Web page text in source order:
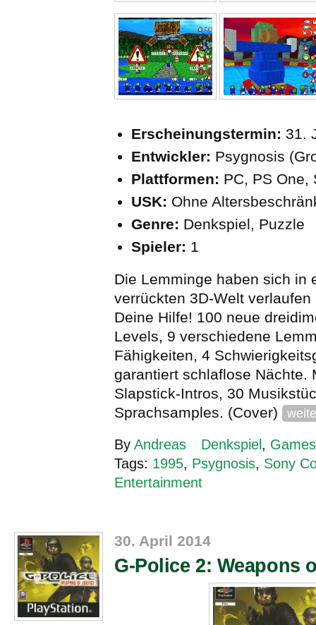
Erscheinungstermin: 31.
Entwickler: Psygnosis
Plattformen: PC, PS One,
USK: Ohne
Genre: Denkspiel, Puzzle
Spieler: 1
Die Lemminge haben sich in
verrückten 3D-Welt
Deine Hilfe! 100 neue
Levels, 9 verschiedene
Fähigkeiten, 4
garantiert schlaflose Nächte.
Slapstick-Intros, 30
Sprachsamples. (Cover)
By Andreas Denkspiel , Games
Tags: 1995, Psygnosis, Sony
Entertainment
30. April 2014
G-Police 2: Weapons